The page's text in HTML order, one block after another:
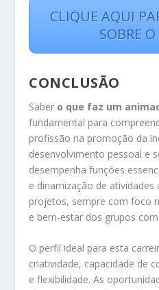
CLIQUE AQUI
SOBRE
CONCLUSÃO
Saber o que faz um
fundamental para
profissão na promoção da
desenvolvimento pessoal e
desempenha funções
e dinamização de atividades
projetos, sempre com foco
e bem-estar dos grupos
O perfil ideal para esta
criatividade, capacidade de
e flexibilidade. As